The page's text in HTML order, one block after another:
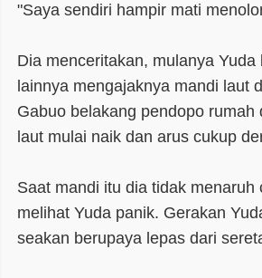
"Saya sendiri hampir mati
Dia menceritakan, mulanya
lainnya mengajaknya mandi laut
Gabuo belakang pendopo
laut mulai naik dan arus cukup
Saat mandi itu dia tidak
melihat Yuda panik. Gerakan
seakan berupaya lepas dari